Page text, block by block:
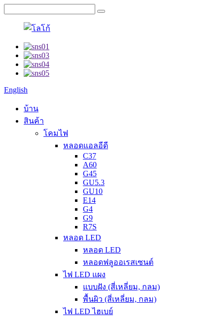
English
บ้าน
สินค้า
โคมไฟ
หลอดแอลอีดี
C37
A60
G45
GU5.3
GU10
E14
G4
G9
R7S
หลอด LED
หลอด LED
หลอดฟลูออเรสเซนต์
ไฟ LED แผง
แบบฝัง (สี่เหลี่ยม, กลม)
พื้นผิว (สี่เหลี่ยม, กลม)
ไฟ LED ไฮเบย์